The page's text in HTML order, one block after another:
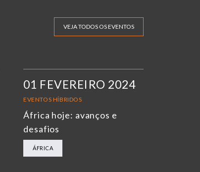
VEJA TODOS OS EVENTOS
01 FEVEREIRO 2024
EVENTOS HÍBRIDOS
África hoje: avanços e
desafios
ÁFRICA